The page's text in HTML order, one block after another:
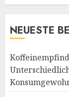
NEUESTE